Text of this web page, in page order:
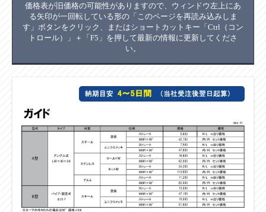
価格表が旧価格の可能性がありますので、ウィンドウ左上にあ
る矢印が一回転している形の「このページを再読み込みしま
す」ボタンをクリック、またはショートカットキー「Ctrl（コン
トロール）」＋「F5」を押して最新の情報に更新してくださ
い。